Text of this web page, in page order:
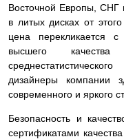
Восточной Европы, СНГ
в литых дисках от
цена перекликается
высшего
дизайнеры компании
современного и яркого
Безопасность и
сертификатами